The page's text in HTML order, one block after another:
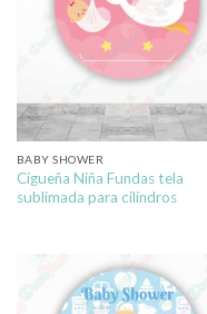
BABY SHOWER
Cigueña Niña Fundas tela
sublimada para cilindros